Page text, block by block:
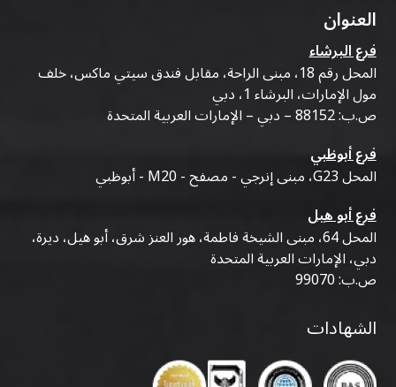
العنوان
فرع البرشاء
المحل رقم 18، مبنى الراحة، مقابل فندق سيتي ماكس، خلف
مول الإمارات، البرشاء 1، دبي
ص.ب: 88152 – دبي – الإمارات العربية المتحدة
فرع أبوظبي
المحل G23، مبنى إنرجي - مصفح - M20 - أبوظبي
فرع أبو هيل
المحل 64، مبنى الشيخة فاطمة، هور العنز شرق، أبو هيل، ديرة،
دبي، الإمارات العربية المتحدة
ص.ب: 99070
الشهادات